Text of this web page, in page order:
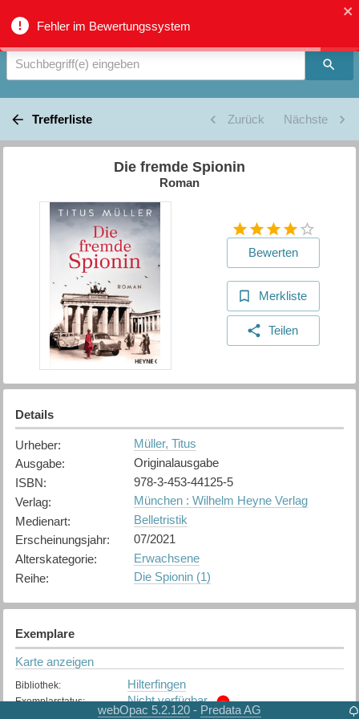
Fehler im Bewertungssystem
Verbundkatalog Region Thun - Oberland - Suche
Suchbegriff(e) eingeben
Trefferliste Zurück Nächste
Die fremde Spionin
Roman
Bewerten
Merkliste
Teilen
Details
Urheber:
Müller, Titus
Ausgabe:
Originalausgabe
ISBN:
978-3-453-44125-5
Verlag:
München : Wilhelm Heyne Verlag
Medienart:
Belletristik
Erscheinungsjahr:
07/2021
Alterskategorie:
Erwachsene
Reihe: Die Spionin (1)
Exemplare
Karte anzeigen
Bibliothek: Hilterfingen
Exemplarstatus: Nicht verfügbar
webOpac 5.2.120 - Predata AG